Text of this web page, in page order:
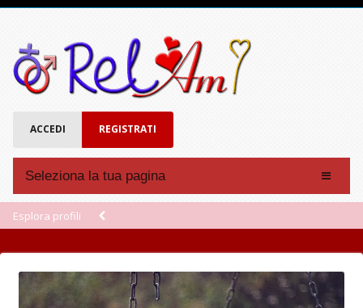
ACCEDI REGISTRATI
Seleziona la tua pagina
Eventi
Esplora profili